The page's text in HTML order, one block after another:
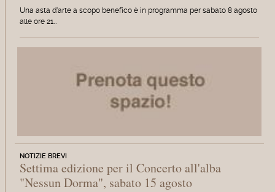
Una asta d'arte a scopo benefico è in programma per sabato 8 agosto
alle ore 21…
NOTIZIE BREVI
Settima edizione per il Concerto all'alba
"Nessun Dorma", sabato 15 agosto